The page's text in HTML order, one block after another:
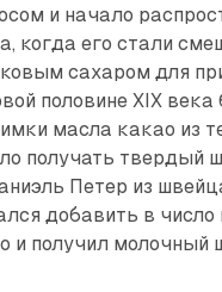
и начало
когда его стали
сахаром для
половине XIX
масла какао из
получать твердый
Петер из
добавить в число
и получил молочный